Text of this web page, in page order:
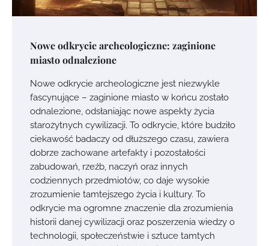
Nowe odkrycie archeologiczne: zaginione
miasto odnalezione
Nowe odkrycie archeologiczne jest niezwykle
fascynujące – zaginione miasto w końcu zostało
odnalezione, odsłaniając nowe aspekty życia
starożytnych cywilizacji. To odkrycie, które budziło
ciekawość badaczy od dłuższego czasu, zawiera
dobrze zachowane artefakty i pozostałości
zabudowań, rzeźb, naczyń oraz innych
codziennych przedmiotów, co daje wysokie
zrozumienie tamtejszego życia i kultury. To
odkrycie ma ogromne znaczenie dla zrozumienia
historii danej cywilizacji oraz poszerzenia wiedzy o
technologii, społeczeństwie i sztuce tamtych